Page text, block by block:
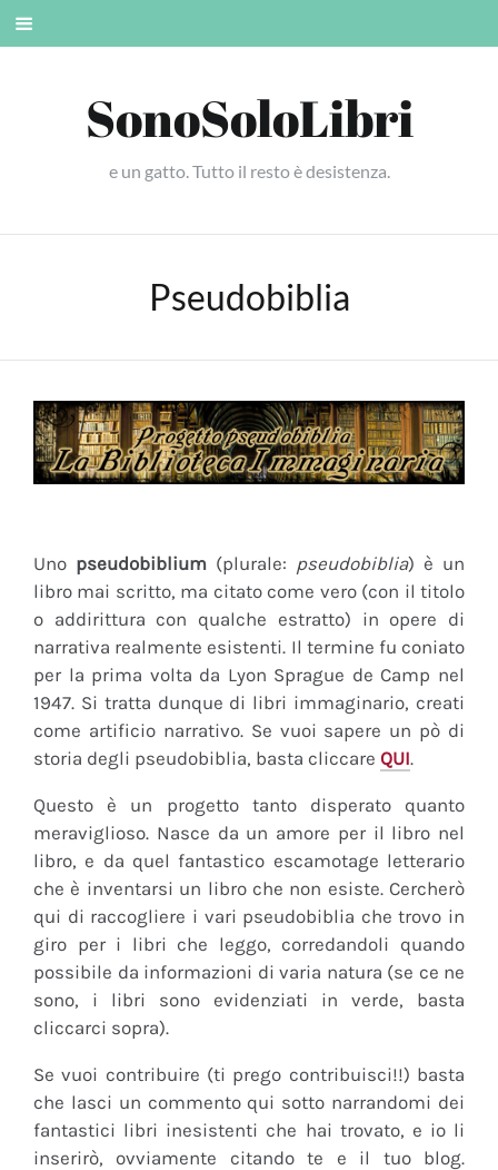
Skip
SonoSoloLibri
e un gatto. Tutto il resto è desistenza.
Pseudobiblia
Uno pseudobiblium (plurale: pseudobiblia) è un
libro mai scritto, ma citato come vero (con il titolo
o addirittura con qualche estratto) in opere di
narrativa realmente esistenti. Il termine fu coniato
per la prima volta da Lyon Sprague de Camp nel
1947. Si tratta dunque di libri immaginario, creati
come artificio narrativo. Se vuoi sapere un pò di
storia degli pseudobiblia, basta cliccare QUI.
Questo è un progetto tanto disperato quanto
meraviglioso. Nasce da un amore per il libro nel
libro, e da quel fantastico escamotage letterario
che è inventarsi un libro che non esiste. Cercherò
qui di raccogliere i vari pseudobiblia che trovo in
giro per i libri che leggo, corredandoli quando
possibile da informazioni di varia natura (se ce ne
sono, i libri sono evidenziati in verde, basta
cliccarci sopra).
Se vuoi contribuire (ti prego contribuisci!!) basta
che lasci un commento qui sotto narrandomi dei
fantastici libri inesistenti che hai trovato, e io li
inserirò, ovviamente citando te e il tuo blog.